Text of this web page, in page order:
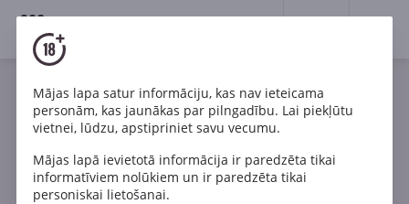
18+
Dzirkstošais Rozā Sauss
Itālija
Masottina Viaventi Prosecco Treviso DOC Millesimato
Rose Brut
Mājas lapa satur informāciju, kas nav ieteicama
personām, kas jaunākas par pilngadību. Lai piekļūtu
vietnei, lūdzu, apstipriniet savu vecumu.
Mājas lapā ievietotā informācija ir paredzēta tikai
informatīviem nolūkiem un ir paredzēta tikai
personiskai lietošanai.